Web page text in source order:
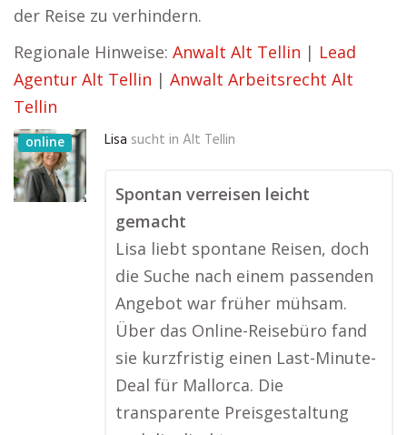
der Reise zu verhindern.
Regionale Hinweise: Anwalt Alt Tellin | Lead
Agentur Alt Tellin | Anwalt Arbeitsrecht Alt
Tellin
online Lisa sucht in Alt Tellin
Spontan verreisen leicht
gemacht
Lisa liebt spontane Reisen, doch
die Suche nach einem passenden
Angebot war früher mühsam.
Über das Online-Reisebüro fand
sie kurzfristig einen Last-Minute-
Deal für Mallorca. Die
transparente Preisgestaltung